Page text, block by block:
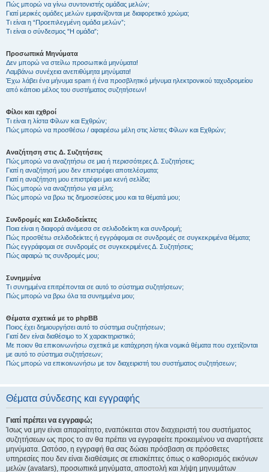
Πώς μπορώ να γίνω συντονιστής ομάδας μελών;
Γιατί μερικές ομάδες μελών εμφανίζονται με διαφορετικό χρώμα;
Τι είναι η “Προεπιλεγμένη ομάδα μελών”;
Τι είναι ο σύνδεσμος "Η ομάδα”;
Προσωπικά Μηνύματα
Δεν μπορώ να στείλω προσωπικά μηνύματα!
Λαμβάνω συνέχεια ανεπιθύμητα μηνύματα!
Έχω λάβει ένα μήνυμα spam ή ένα προσβλητικό μήνυμα ηλεκτρονικού ταχυδρομείου
από κάποιο μέλος του συστήματος συζητήσεων!
Φίλοι και εχθροί
Τι είναι η λίστα Φίλων και Εχθρών;
Πώς μπορώ να προσθέσω / αφαιρέσω μέλη στις λίστες Φίλων και Εχθρών;
Αναζήτηση στις Δ. Συζητήσεις
Πώς μπορώ να αναζητήσω σε μια ή περισσότερες Δ. Συζητήσεις;
Γιατί η αναζήτησή μου δεν επιστρέφει αποτελέσματα;
Γιατί η αναζήτηση μου επιστρέφει μια κενή σελίδα;
Πώς μπορώ να αναζητήσω για μέλη;
Πώς μπορώ να βρω τις δημοσιεύσεις μου και τα θέματά μου;
Συνδρομές και Σελιδοδείκτες
Ποια είναι η διαφορά ανάμεσα σε σελιδοδείκτη και συνδρομή;
Πώς προσθέτω σελιδοδείκτες ή εγγράφομαι σε συνδρομές σε συγκεκριμένα θέματα;
Πώς εγγράφομαι σε συνδρομές σε συγκεκριμένες Δ. Συζητήσεις;
Πώς αφαιρώ τις συνδρομές μου;
Συνημμένα
Τι συνημμένα επιτρέπονται σε αυτό το σύστημα συζητήσεων;
Πώς μπορώ να βρω όλα τα συνημμένα μου;
Θέματα σχετικά με το phpBB
Ποιος έχει δημιουργήσει αυτό το σύστημα συζητήσεων;
Γιατί δεν είναι διαθέσιμο το Χ χαρακτηριστικό;
Με ποιον θα επικοινωνήσω σχετικά με κατάχρηση ή/και νομικά θέματα που σχετίζονται
με αυτό το σύστημα συζητήσεων;
Πώς μπορώ να επικοινωνήσω με τον διαχειριστή του συστήματος συζητήσεων;
Θέματα σύνδεσης και εγγραφής
Γιατί πρέπει να εγγραφώ;
Ίσως να μην είναι απαραίτητο, εναπόκειται στον διαχειριστή του συστήματος
συζητήσεων ως προς το αν θα πρέπει να εγγραφείτε προκειμένου να αναρτήσετε
μηνύματα. Ωστόσο, η εγγραφή θα σας δώσει πρόσβαση σε πρόσθετες
υπηρεσίες που δεν είναι διαθέσιμες σε επισκέπτες όπως ο καθορισμός εικόνων
μελών (avatars), προσωπικά μηνύματα, αποστολή και λήψη μηνυμάτων